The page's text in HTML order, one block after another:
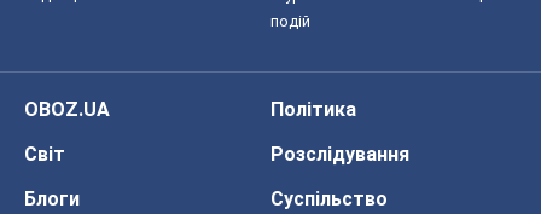
подій
OBOZ.UA
Політика
Світ
Розслідування
Блоги
Суспільство